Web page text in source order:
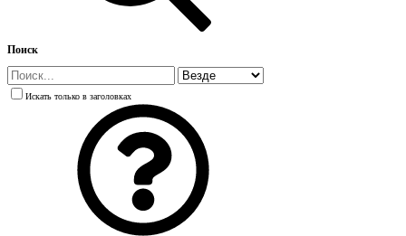
Поиск
Искать только в заголовках